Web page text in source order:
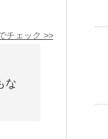
チェック >>
な